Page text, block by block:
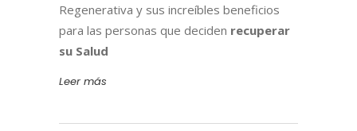
Regenerativa y sus increíbles beneficios
para las personas que deciden recuperar
su Salud
Leer más